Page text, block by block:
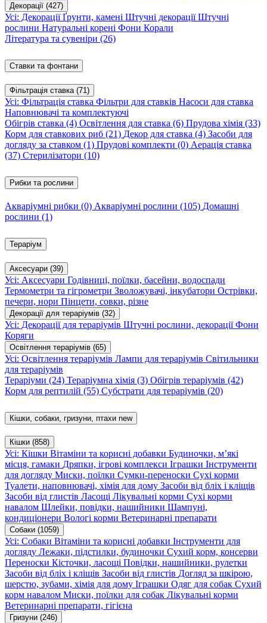
Декорації (427)
Усі: ДекораціїҐрунти, камені Штучні декораціїШтучні
рослини Натуральні корені Фони Корали
Література та сувеніри (26)
Ставки та фонтани
Фільтрація ставка (71)
Усі: Фільтрація ставка Фільтри для ставків Насоси для ставка
Наповнювачі та комплектуючі
Обігрів ставка (4) Освітлення для ставка (6) Прудова хімія (33)
Корм для ставкових риб (21) Декор для ставка (4) Засоби для
догляду за ставком (1) Прудові комплекти (0) Аерація ставка
(37) Стерилізатори (10)
Рибки та рослини
Акваріумні рибки (0) Акваріумні рослини (105) Домашні
рослини (1)
Тераріум
Аксесуари (39)
Усі: Аксесуари Годівниці, поїлки, басейни, водоспади
Термометри та гігрометри Зволожувачі, інкубатори Острівки,
печери, нори Пінцети, совки, різне
Декорації для тераріумів (32)
Усі: Декорації для тераріумів Штучні рослини, декораціїФони
Коряги
Освітлення тераріумів (65)
Усі: Освітлення тераріумів Лампи для тераріумів Світильники
для тераріумів
Тераріуми (24) Тераріумна хімія (3) Обігрів тераріумів (42)
Корм для рептилій (55) Субстрати для тераріумів (20)
Кішки, собаки, гризуни, птахи new
Кішки (858)
Усі: Кішки Вітаміни та корисні добавки Будиночки, м’які
місця, гамаки Дряпки, ігрові комплекси Іграшки Інструменти
для догляду Миски, поїлки Сумки-переноски Сухі корми
Туалети, наповнювачі, хімія для дому Засоби від бліх і кліщів
Засоби від глистів Ласощі Лікувальні корми Сухі корми
навалом Шлейки, повідки, нашийники Шампуні,
кондиціонери Вологі корми Ветеринарні препарати
Собаки (1059)
Усі: Собаки Вітаміни та корисні добавки Інструменти для
догляду Лежаки, підстилки, будиночки Сухий корм, консерви
Переноски Кісточки, ласощі Повідки, нашийники, рулетки
Засоби від бліх і кліщів Засоби від глистів Догляд за шкірою,
шерстю, зубами, хімія для дому Іграшки Одяг для собак Сухий
корм навалом Миски, поїлки для собак Лікувальні корми
Ветеринарні препарати, гігієна
Гризуни (246)